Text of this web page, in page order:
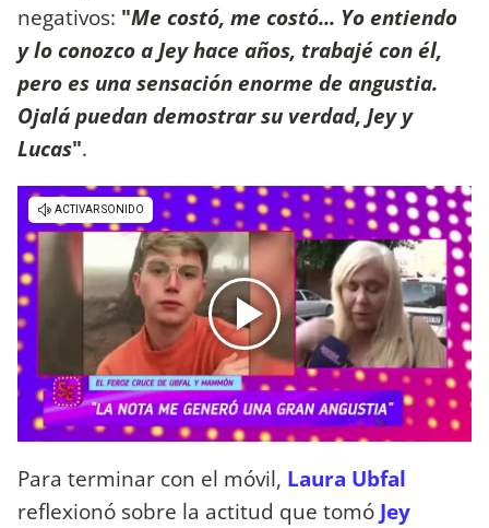
negativos: "Me costó, me costó... Yo entiendo
y lo conozco a Jey hace años, trabajé con él,
pero es una sensación enorme de angustia.
Ojalá puedan demostrar su verdad, Jey y
Lucas".
Para terminar con el móvil, Laura Ubfal
reflexionó sobre la actitud que tomó Jey